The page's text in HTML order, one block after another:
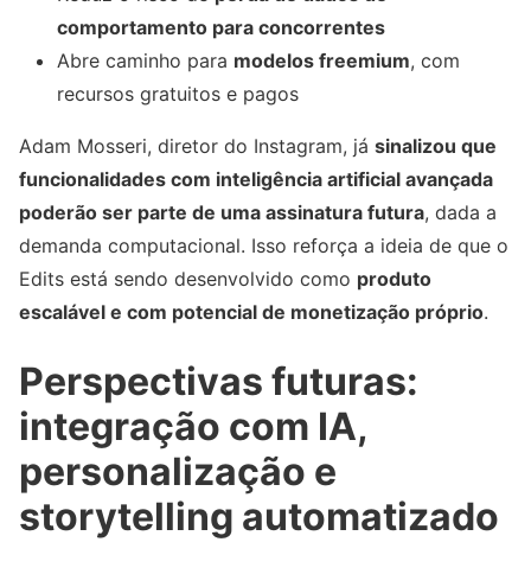
comportamento para concorrentes
Abre caminho para modelos freemium, com
recursos gratuitos e pagos
Adam Mosseri, diretor do Instagram, já sinalizou que
funcionalidades com inteligência artificial avançada
poderão ser parte de uma assinatura futura, dada a
demanda computacional. Isso reforça a ideia de que o
Edits está sendo desenvolvido como produto
escalável e com potencial de monetização próprio.
Perspectivas futuras:
integração com IA,
personalização e
storytelling automatizado